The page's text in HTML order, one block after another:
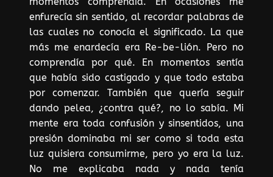
enfurecía sin sentido, al recordar palabras de
las cuales no conocía el significado. La que
más me enardecía era Re-be-lión. Pero no
comprendía por qué. En momentos sentía
que había sido castigado y que todo estaba
por comenzar. También que quería seguir
dando pelea, ¿contra qué?, no lo sabía. Mi
mente era toda confusión y sinsentidos, una
presión dominaba mi ser como si toda esta
luz quisiera consumirme, pero yo era la luz.
No me explicaba nada y nada tenía